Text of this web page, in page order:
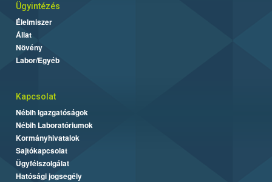
Ügyintézés
Élelmiszer
Állat
Növény
Labor/Egyéb
Kapcsolat
Nébih Igazgatóságok
Nébih Laboratóriumok
Kormányhivatalok
Sajtókapcsolat
Ügyfélszolgálat
Hatósági jogsegély